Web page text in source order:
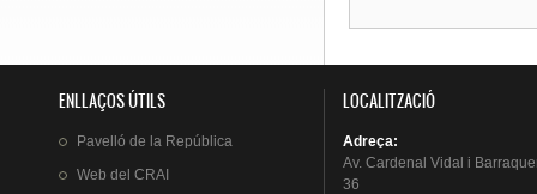
ENLLAÇOS ÚTILS
Pavelló de la República
Web del CRAI
LOCALITZACIÓ
Adreça:
Av. Cardenal Vidal i
36